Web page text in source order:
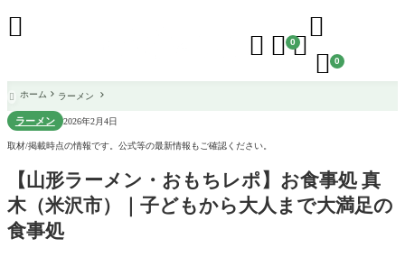
  0

 0

 ホーム ラーメン
ラーメン 2026年2月4日
取材/掲載時点の情報です。公式等の最新情報もご確認ください。
【山形ラーメン・おもちレポ】お食事処 真
木（米沢市）｜子どもから大人まで大満足の
食事処